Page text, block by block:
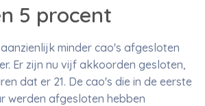
5 procent
minder cao's afgesloten
Er zijn nu vijf akkoorden gesloten,
dat er 21. De cao's die in de eerste
werden afgesloten hebben